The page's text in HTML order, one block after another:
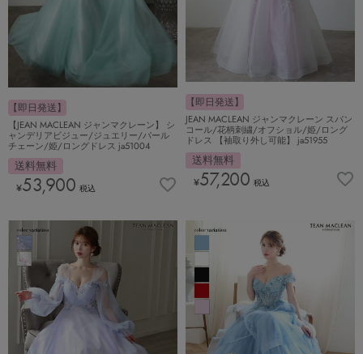
【即日発送】
【JEAN MACLEAN ジャンマクレーン】 シ
ャンデリアビジュー/ジュエリー/パール
チェーン/姫/ロングドレス ja51004
送料無料
¥53,900 税込
【即日発送】
JEAN MACLEAN ジャンマクレーン スパン
コール/花柄刺繍/オフショル/姫/ロング
ドレス 【袖取り外し可能】 ja51955
送料無料
¥57,200 税込